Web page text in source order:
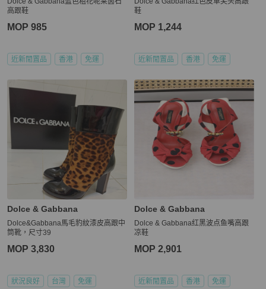
高跟鞋
MOP 985
近新閒置品 香港 免運
鞋
MOP 1,244
近新閒置品 香港 免運
Dolce & Gabbana
Dolce&Gabbana馬毛豹紋漆皮高跟中
筒靴，尺寸39
MOP 3,830
狀況良好 台灣 免運
Dolce & Gabbana
Dolce & Gabbana红黑波点鱼嘴高跟
凉鞋
MOP 2,901
近新閒置品 香港 免運